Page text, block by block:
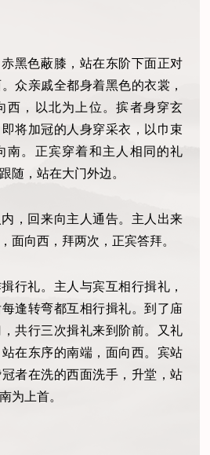
黑色蔽膝，站在东阶下面正对
众亲戚全都身着黑色的衣裳，
西，以北为上位。摈者身穿玄
将加冠的人身穿采衣，以巾束
南。正宾穿着和主人相同的礼
随，站在大门外边。
，回来向主人通告。主人出来
面向西，拜两次，正宾答拜。
行礼。主人与宾互相行揖礼，
逢转弯都互相行揖礼。到了庙
共行三次揖礼来到阶前。又礼
在东序的南端，面向西。宾站
者在洗的西面洗手，升堂，站
为上首。